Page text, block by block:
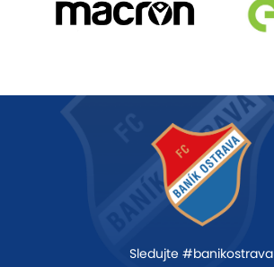
Sledujte #banikostrava